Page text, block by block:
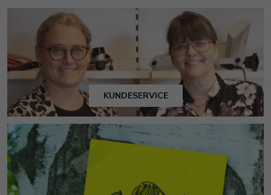
KUNDESERVICE